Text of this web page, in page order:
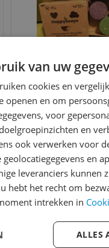
Shampoo
€ 10,18
Bekijk meer
van uw
cookies en
openen en om
voor
en
ook verwerken voor
en
leveranciers kunnen
hebt het recht om
intrekken in
ALLES